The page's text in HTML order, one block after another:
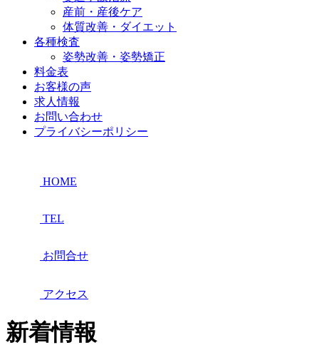
産前・産後ケア
体質改善・ダイエット
各種検査
姿勢改善・姿勢矯正
料金表
お客様の声
求人情報
お問い合わせ
プライバシーポリシー
HOME
TEL
お問合せ
アクセス
新着情報